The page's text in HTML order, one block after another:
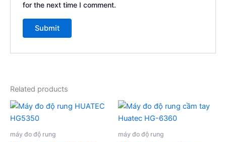
for the next time I comment.
Related products
máy đo độ rung máy đo độ rung